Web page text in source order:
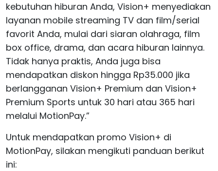
kebutuhan hiburan Anda, Vision+ menyediakan
layanan mobile streaming TV dan film/serial
favorit Anda, mulai dari siaran olahraga, film
box office, drama, dan acara hiburan lainnya.
Tidak hanya praktis, Anda juga bisa
mendapatkan diskon hingga Rp35.000 jika
berlangganan Vision+ Premium dan Vision+
Premium Sports untuk 30 hari atau 365 hari
melalui MotionPay.”
Untuk mendapatkan promo Vision+ di
MotionPay, silakan mengikuti panduan berikut
ini: